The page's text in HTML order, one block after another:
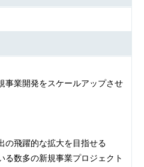
事業開発をスケールアップさせ
の飛躍的な拡大を目指せる
る数多の新規事業プロジェクト